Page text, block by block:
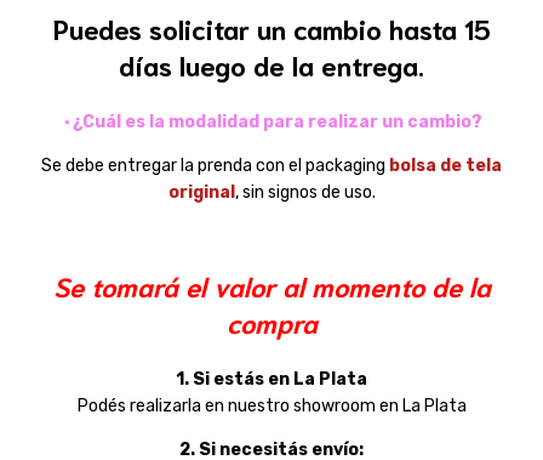
Puedes solicitar un cambio hasta 15
días luego de la entrega.
⋆¿Cuál es la modalidad para realizar un cambio?
Se debe entregar la prenda con el packaging bolsa de tela
original , sin signos de uso.
Se tomará el valor al momento de la
compra
1. Si estás en La Plata
Podés realizarla en nuestro showroom en La Plata
2. Si necesitás envío: